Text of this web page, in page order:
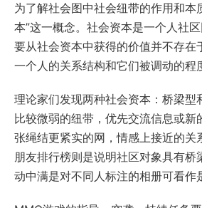
为了解社会图中社会纽带的作用和本
本”这一概念。社会资本是一个人社区
要从社会资本中获得的价值并不存在
一个人的关系结构和它们被调动的程
理论家们发现两种社会资本：桥梁型
比较微弱的纽带，优先交流信息或新
张绳结更紧实的网，情感上接近的关
朋友排行榜则是说明社区对象具有桥
动中满是对不同人标注的相册可看作